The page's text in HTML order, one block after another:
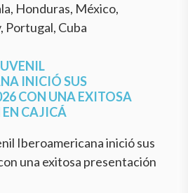
Honduras, México,
Portugal, Cuba
INICIÓ SUS
CON UNA EXITOSA
EN CAJICÁ
Iberoamericana inició sus
una exitosa presentación